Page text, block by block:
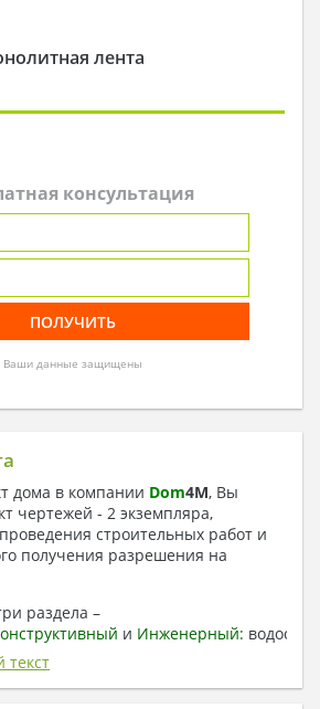
лента
консультация
Ваши данные защищены
дома в компании Dom4M, Вы
чертежей - 2 экземпляра,
строительных работ и
получения разрешения на
раздела –
и Инженерный:
канализация,
за дополнительную
записка.
текст